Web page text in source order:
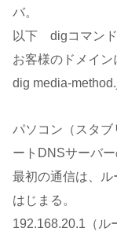
バ。
以下 digコマン
お客様のドメイ
dig media-
パソコン（スタ
ートDNSサーバ
最初の通信は、
はじまる。
192.168.20.1（ル